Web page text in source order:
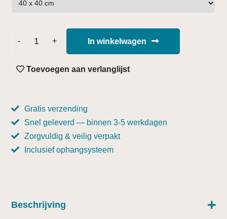
In winkelwagen
Toevoegen aan verlanglijst
Gratis verzending
Snel geleverd — binnen 3-5 werkdagen
Zorgvuldig & veilig verpakt
Inclusief ophangsysteem
Beschrijving